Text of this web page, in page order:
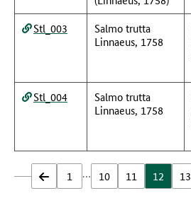
Stl_003
Salmo trutta
Linnaeus, 1758
Stl_004
Salmo trutta
Linnaeus, 1758
zurück
1 … 10 11 12 13